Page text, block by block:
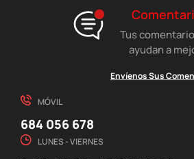
Tus
ayudan a
Envíenos Sus
MÓVIL
684 056 678
LUNES - VIERNES